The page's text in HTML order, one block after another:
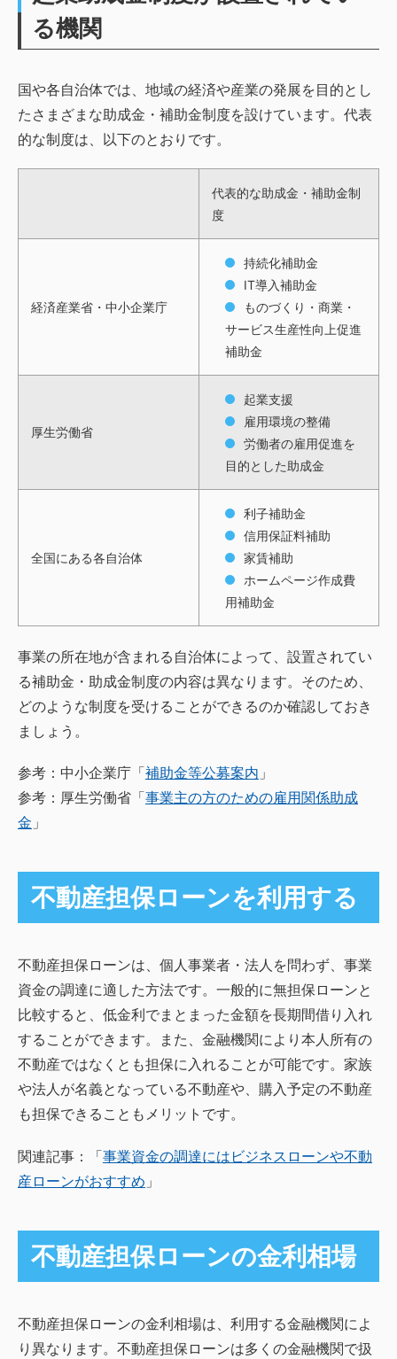
る機関
国や各自治体では、地域の経済や産業の発展を目的とし
たさまざまな助成金・補助金制度を設けています。代表
的な制度は、以下のとおりです。
代表的な助成金・補助金制
度
経済産業省・中小企業庁
持続化補助金
IT導入補助金
ものづくり・商業・
サービス生産性向上促進
補助金
厚生労働省
起業支援
雇用環境の整備
労働者の雇用促進を
目的とした助成金
全国にある各自治体
利子補助金
信用保証料補助
家賃補助
ホームページ作成費
用補助金
事業の所在地が含まれる自治体によって、設置されてい
る補助金・助成金制度の内容は異なります。そのため、
どのような制度を受けることができるのか確認しておき
ましょう。
参考：中小企業庁「補助金等公募案内 」
参考：厚生労働省「事業主の方のための雇用関係助成
金 」
不動産担保ローンを利用する
不動産担保ローンは、個人事業者・法人を問わず、事業
資金の調達に適した方法です。一般的に無担保ローンと
比較すると、低金利でまとまった金額を長期間借り入れ
することができます。また、金融機関により本人所有の
不動産ではなくとも担保に入れることが可能です。家族
や法人が名義となっている不動産や、購入予定の不動産
も担保できることもメリットです。
関連記事：「事業資金の調達にはビジネスローンや不動
産ローンがおすすめ 」
不動産担保ローンの金利相場
不動産担保ローンの金利相場は、利用する金融機関によ
り異なります。不動産担保ローンは多くの金融機関で扱